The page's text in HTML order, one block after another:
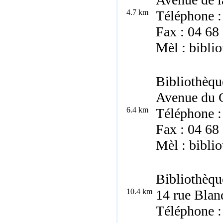
4.7 km
Téléphone
Fax : 04 68
Mèl :
6.4 km
Avenue du
Téléphone
Fax : 04 68
Mèl :
10.4 km 14 rue
Téléphone